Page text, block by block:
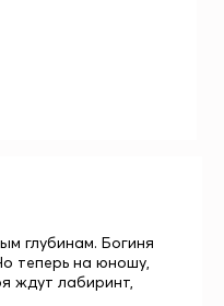
глубинам. Богиня
теперь на юношу,
ждут лабиринт,